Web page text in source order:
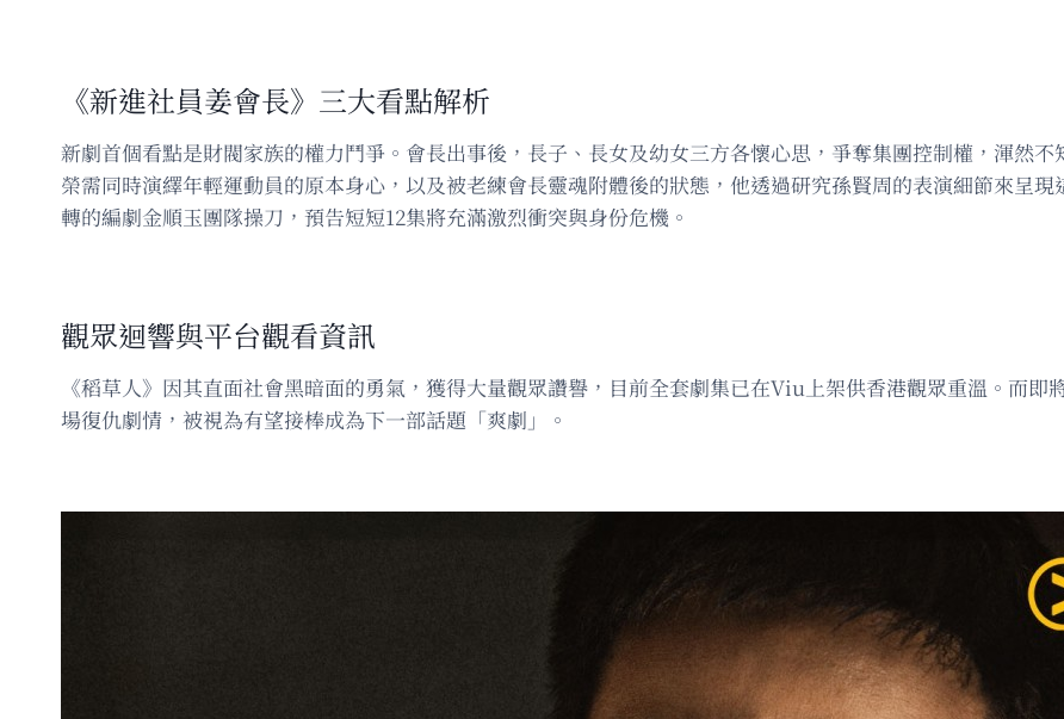
《新進社員姜會長》三大看點解析
新劇首個看點是財閥家族的權力鬥爭。會長出事後，長子、長女及幼女三方各懷心思，爭奪集團控制權，渾然
榮需同時演繹年輕運動員的原本身心，以及被老練會長靈魂附體後的狀態，他透過研究孫賢周的表演細節來呈
轉的編劇金順玉團隊操刀，預告短短12集將充滿激烈衝突與身份危機。
觀眾迴響與平台觀看資訊
《稻草人》因其直面社會黑暗面的勇氣，獲得大量觀眾讚譽，目前全套劇集已在Viu上架供香港觀眾重溫。而
場復仇劇情，被視為有望接棒成為下一部話題「爽劇」。